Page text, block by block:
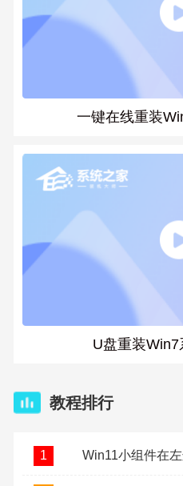
一键在线重装
U盘重装
教程排行
1 Win11小组件在